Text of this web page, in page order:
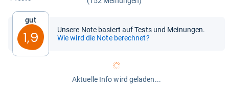
Gut
1,9
Unsere Note basiert auf Tests und Meinungen.
Wie wird die Note berechnet?
Aktuelle Info wird geladen...